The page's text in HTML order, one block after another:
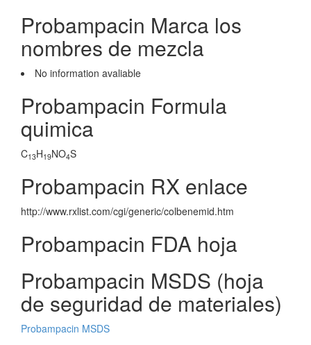
Probampacin Marca los
nombres de mezcla
No information avaliable
Probampacin Formula
quimica
C13H19NO4S
Probampacin RX enlace
http://www.rxlist.com/cgi/generic/colbenemid.htm
Probampacin FDA hoja
Probampacin MSDS (hoja
de seguridad de materiales)
Probampacin MSDS